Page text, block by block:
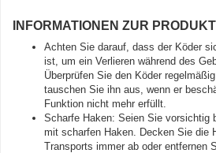
INFORMATIONEN ZUR
Achten Sie darauf, dass der Köder
ist, um ein Verlieren während des
Überprüfen Sie den Köder
tauschen Sie ihn aus, wenn er
Funktion nicht mehr erfüllt.
Scharfe Haken: Seien Sie vorsichtig
mit scharfen Haken. Decken Sie die
Transports immer ab oder entfernen